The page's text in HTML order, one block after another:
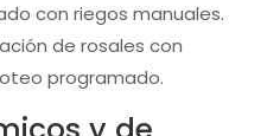
con riegos manuales.
de rosales con
programado.